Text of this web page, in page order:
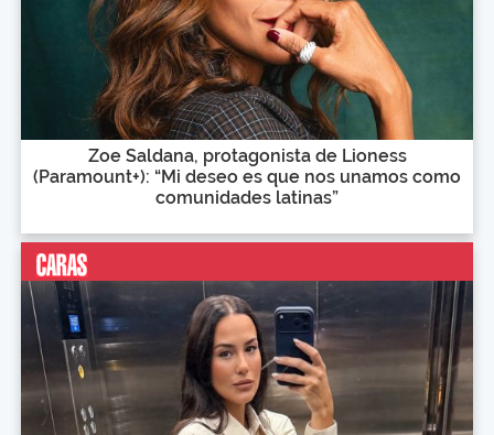
Zoe Saldana, protagonista de Lioness
(Paramount+): “Mi deseo es que nos unamos como
comunidades latinas”